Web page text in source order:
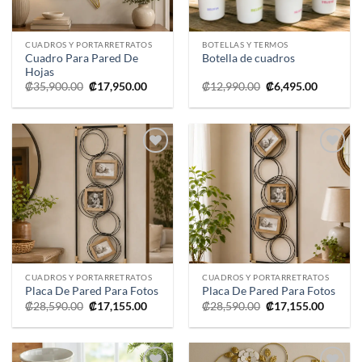
CUADROS Y PORTARRETRATOS
Cuadro Para Pared De
Hojas
₡35,900.00 El
precio
original
₡35,900.00.
₡17,950.00El
actual
₡17,950.00.
BOTELLAS Y TERMOS
Botella de cuadros
₡12,990.00 El
precio
original
₡12,990.00.
₡6,495.00El
actual
Añadir
a la
lista de
deseos
CUADROS Y PORTARRETRATOS
Placa De Pared Para Fotos
₡28,590.00 El
precio
original
₡28,590.00.
₡17,155.00El
actual
₡17,155.00.
Añadir
lista de
CUADROS Y PORTARRETRATOS
Placa De Pared Para Fotos
₡28,590.00 El
precio
original
₡28,590.00.
₡17,155.00El
actual